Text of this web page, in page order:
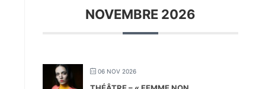
NOVEMBRE 2026
06 NOV 2026